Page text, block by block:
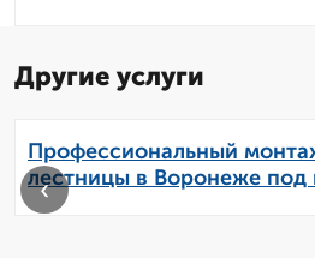
Другие услуги
Профессиональный
лестницы в Воронеже под
‹